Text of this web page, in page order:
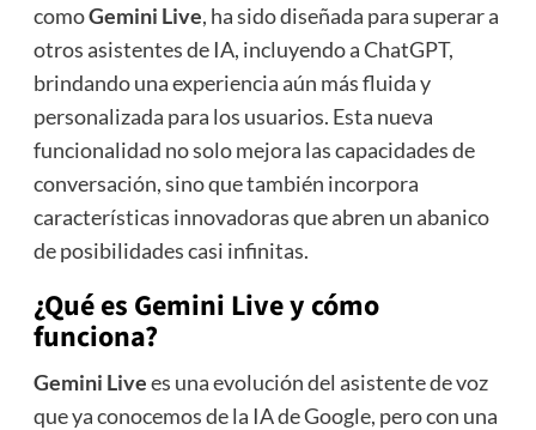
comoGemini Live, ha sido diseñada para superar a
otros asistentes de IA, incluyendo a ChatGPT,
brindando una experiencia aún más fluida y
personalizada para los usuarios. Esta nueva
funcionalidad no solo mejora las capacidades de
conversación, sino que también incorpora
características innovadoras que abren un abanico
de posibilidades casi infinitas.
¿Qué es Gemini Live y cómo
funciona?
Gemini Livees una evolución del asistente de voz
que ya conocemos de la IA de Google, pero con una